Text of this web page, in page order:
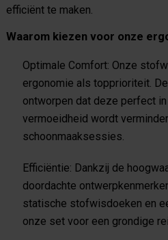
efficiënt te maken.
Waarom kiezen voor onze
Optimale Comfort: Onze
ergonomie als topprioriteit.
ontworpen dat deze perfect
vermoeidheid wordt
schoonmaaksessies.
Efficiëntie: Dankzij de
doordachte
statische stofwisdoeken en
onze set voor een grondige